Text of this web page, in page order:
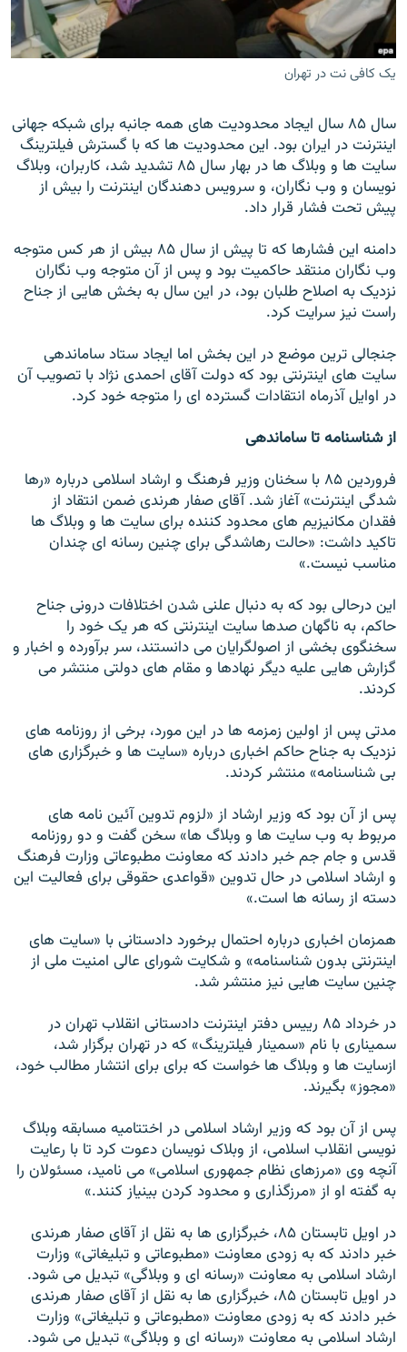
يک کافی نت در تهران
سال ۸۵ سال ايجاد محدوديت های همه جانبه برای شبکه جهانی
اينترنت در ايران بود. اين محدوديت ها که با گسترش فيلترينگ
سايت ها و وبلاگ ها در بهار سال ۸۵ تشديد شد، کاربران، وبلاگ
نويسان و وب نگاران، و سرويس دهندگان اينترنت را بيش از
پيش تحت فشار قرار داد.
دامنه اين فشارها که تا پيش از سال ۸۵ بيش از هر کس متوجه
وب نگاران منتقد حاکميت بود و پس از آن متوجه وب نگاران
نزديک به اصلاح طلبان بود، در اين سال به بخش هايی از جناح
راست نيز سرايت کرد.
جنجالی ترين موضع در اين بخش اما ايجاد ستاد ساماندهی
سايت های اينترنتی بود که دولت آقای احمدی نژاد با تصويب آن
در اوايل آذرماه انتقادات گسترده ای را متوجه خود کرد.
از شناسنامه تا ساماندهی
فروردين ۸۵ با سخنان وزير فرهنگ و ارشاد اسلامی درباره «رها
شدگی اينترنت» آغاز شد. آقای صفار هرندی ضمن انتقاد از
فقدان مکانيزيم های محدود کننده برای سايت ها و وبلاگ ها
تاکيد داشت: «حالت رهاشدگی برای چنين رسانه ای چندان
مناسب نيست.»
اين درحالی بود که به دنبال علنی شدن اختلافات درونی جناح
حاکم، به ناگهان صدها سايت اينترنتی که هر يک خود را
سخنگوی بخشی از اصولگرايان می دانستند، سر برآورده و اخبار و
گزارش هايی عليه ديگر نهادها و مقام های دولتی منتشر می
کردند.
مدتی پس از اولين زمزمه ها در اين مورد، برخی از روزنامه های
نزديک به جناح حاکم اخباری درباره «سايت ها و خبرگزاری های
بی شناسنامه» منتشر کردند.
پس از آن بود که وزير ارشاد از «لزوم تدوين آئين نامه های
مربوط به وب سايت ها و وبلاگ ها» سخن گفت و دو روزنامه
قدس و جام جم خبر دادند که معاونت مطبوعاتی وزارت فرهنگ
و ارشاد اسلامی در حال تدوين «قواعدی حقوقی برای فعاليت اين
دسته از رسانه ها است.»
همزمان اخباری درباره احتمال برخورد دادستانی با «سايت های
اينترنتی بدون شناسنامه» و شکايت شورای عالی امنيت ملی از
چنين سايت هايی نيز منتشر شد.
در خرداد ۸۵ رييس دفتر اينترنت دادستانی انقلاب تهران در
سميناری با نام «سمينار فيلترينگ» که در تهران برگزار شد،
ازسايت ها و وبلاگ ها خواست که برای برای انتشار مطالب خود،
«مجوز» بگيرند.
پس از آن بود که وزير ارشاد اسلامی در اختتاميه مسابقه وبلاگ
نويسی انقلاب اسلامی، از وبلاک نويسان دعوت کرد تا با رعايت
آنچه وی «مرزهای نظام جمهوری اسلامی» می ناميد، مسئولان را
به گفته او از «مرزگذاری و محدود کردن بينياز کنند.»
در اويل تابستان ۸۵، خبرگزاری ها به نقل از آقای صفار هرندی
خبر دادند که به زودی معاونت «مطبوعاتی و تبليغاتی» وزارت
ارشاد اسلامی به معاونت «رسانه ای و وبلاگی» تبديل می شود.
در اويل تابستان ۸۵، خبرگزاری ها به نقل از آقای صفار هرندی
خبر دادند که به زودی معاونت «مطبوعاتی و تبليغاتی» وزارت
ارشاد اسلامی به معاونت «رسانه ای و وبلاگی» تبديل می شود.